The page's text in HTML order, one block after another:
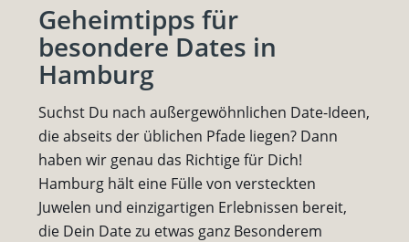
Geheimtipps für
besondere Dates in
Hamburg
Suchst Du nach außergewöhnlichen Date-Ideen,
die abseits der üblichen Pfade liegen? Dann
haben wir genau das Richtige für Dich!
Hamburg hält eine Fülle von versteckten
Juwelen und einzigartigen Erlebnissen bereit,
die Dein Date zu etwas ganz Besonderem